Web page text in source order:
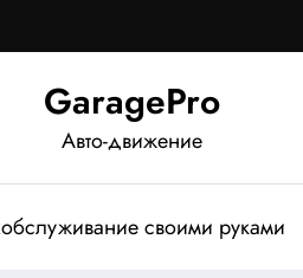
GaragePro
Авто-движение
своими руками